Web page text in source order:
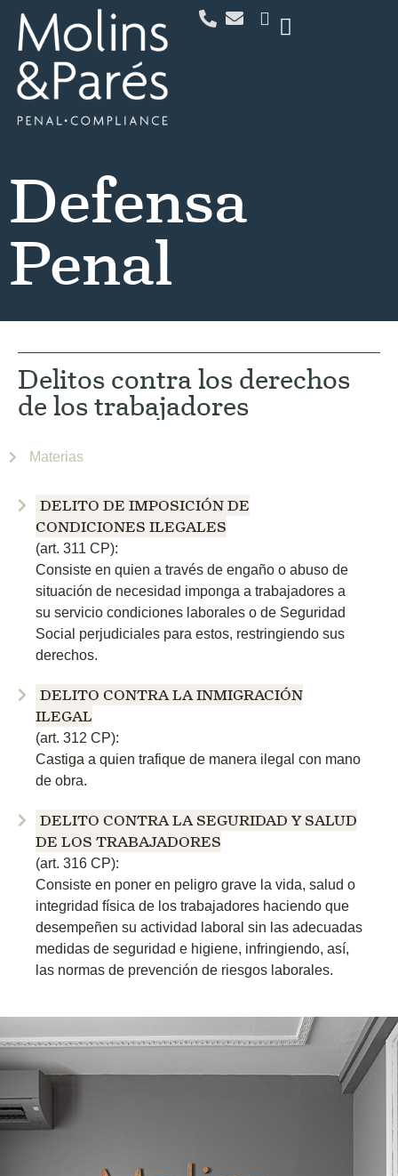
Defensa
Penal
Delitos contra los derechos
de los trabajadores
Materias
DELITO DE IMPOSICIÓN DE
CONDICIONES ILEGALES
(art. 311 CP):
Consiste en quien a través de engaño o abuso de
situación de necesidad imponga a trabajadores a
su servicio condiciones laborales o de Seguridad
Social perjudiciales para estos, restringiendo sus
derechos.
DELITO CONTRA LA INMIGRACIÓN
ILEGAL
(art. 312 CP):
Castiga a quien trafique de manera ilegal con mano
de obra.
DELITO CONTRA LA SEGURIDAD Y SALUD
DE LOS TRABAJADORES
(art. 316 CP):
Consiste en poner en peligro grave la vida, salud o
integridad física de los trabajadores haciendo que
desempeñen su actividad laboral sin las adecuadas
medidas de seguridad e higiene, infringiendo, así,
las normas de prevención de riesgos laborales.